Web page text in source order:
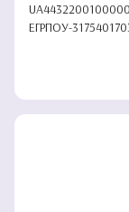
ЕГРПОУ-